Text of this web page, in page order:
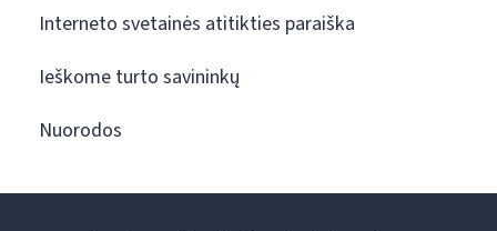
Interneto svetainės atitikties paraiška
Ieškome turto savininkų
Nuorodos